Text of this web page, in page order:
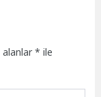
alanlar* ile